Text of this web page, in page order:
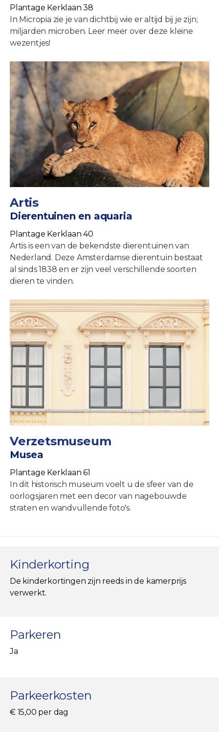
Plantage Kerklaan 38
In Micropia zie je van dichtbij wie er altijd bij je zijn;
miljarden microben. Leer meer over deze kleine
wezentjes!
Artis
Dierentuinen en aquaria
Plantage Kerklaan 40
Artis is een van de bekendste dierentuinen van
Nederland. Deze Amsterdamse dierentuin bestaat
al sinds 1838 en er zijn veel verschillende soorten
dieren te vinden.
Verzetsmuseum
Musea
Plantage Kerklaan 61
In dit historisch museum voelt u de sfeer van de
oorlogsjaren met een decor van nagebouwde
straten en wandvullende foto's.
Kinderkorting
De kinderkortingen zijn reeds in de kamerprijs
verwerkt.
Parkeren
Ja
Parkeerkosten
€ 15,00 per dag